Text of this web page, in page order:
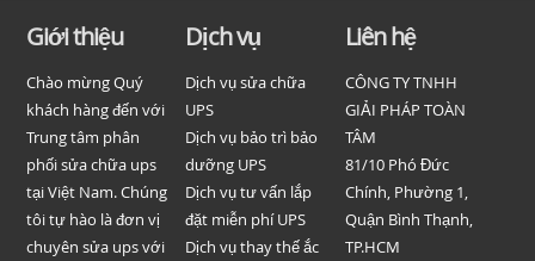
Giới thiệu
Chào mừng Quý
khách hàng đến với
Trung tâm phân
phối sửa chữa ups
tại Việt Nam. Chúng
tôi tự hào là đơn vị
chuyên sửa ups với
Dịch vụ
Dịch vụ sửa chữa
UPS
Dịch vụ bảo trì bảo
dưỡng UPS
Dịch vụ tư vấn lắp
đặt miễn phí UPS
Dịch vụ thay thế ắc
Liên hệ
CÔNG TY TNHH
GIẢI PHÁP TOÀN
TÂM
81/10 Phó Đức
Chính, Phường 1,
Quận Bình Thạnh,
TP.HCM